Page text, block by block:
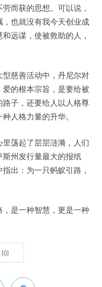
而获的思想。可以说，
也就没有我今天创业成
远谋，使被救助的人，
慈善活动中，丹尼尔对
的根本宗旨，是要给被
子，还要给人以人格尊
人格力量的升华。
荡起了层层涟漪，人们
州发行量最大的报纸
：为一只蚂蚁引路，
是一种智慧，更是一种
(0)